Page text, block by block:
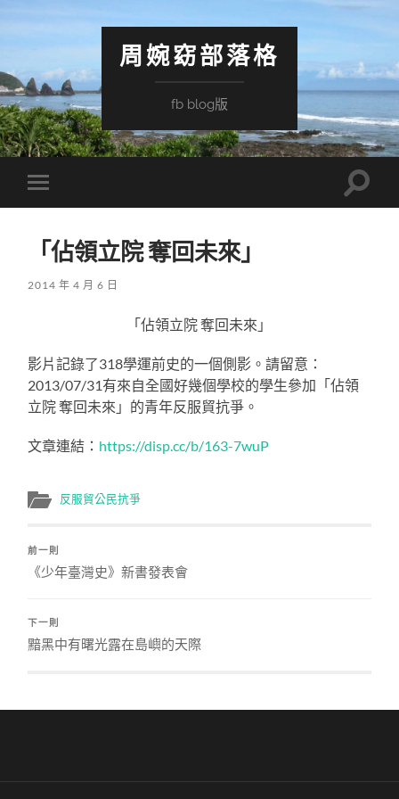
周婉窈部落格
fb blog版
Toggle
mobile
Toggle
「佔領立院 奪回未來」
2014 年 4 月 6 日
「佔領立院 奪回未來」
影片記錄了318學運前史的一個側影。請留意：
2013/07/31有來自全國好幾個學校的學生參加「佔領
立院 奪回未來」的青年反服貿抗爭。
文章連結： https://disp.cc/b/163-7wuP
反服貿公民抗爭
前一則
《少年臺灣史》新書發表會
下一則
黯黑中有曙光露在島嶼的天際